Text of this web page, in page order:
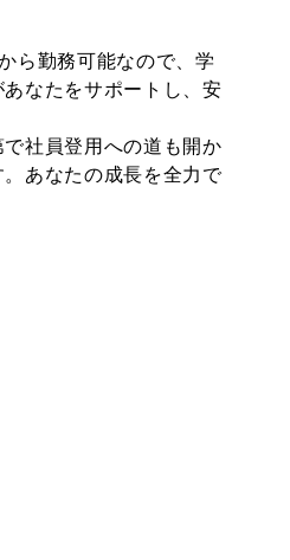
ら勤務可能なので、学
なたをサポートし、安
社員登用への道も開か
あなたの成長を全力で